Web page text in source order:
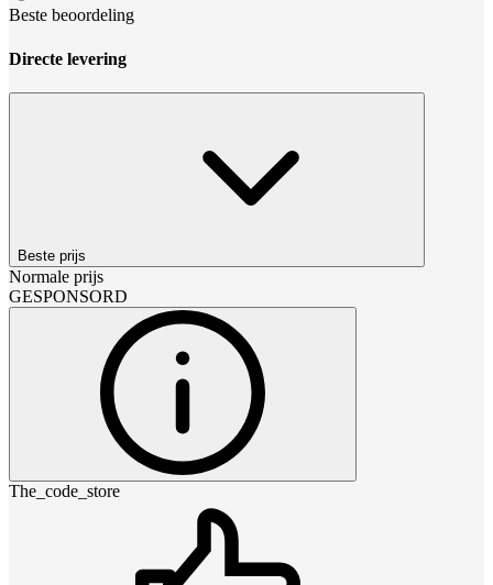
Beste beoordeling
Directe levering
Beste prijs
Normale prijs
GESPONSORD
The_code_store